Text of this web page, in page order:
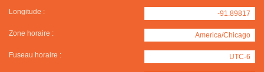
Longitude : -91.89817
Zone horaire : America/Chicago
Fuseau horaire : UTC-6